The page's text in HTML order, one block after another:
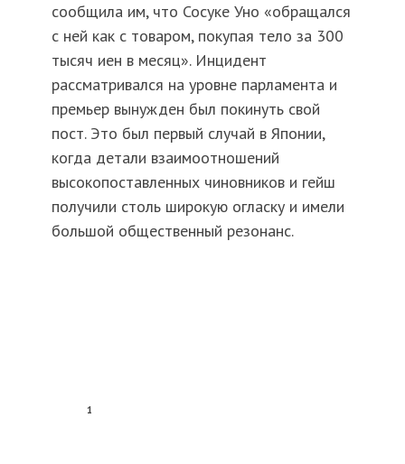
сообщила им, что Сосуке Уно «обращался
с ней как с товаром, покупая тело за 300
тысяч иен в месяц». Инцидент
рассматривался на уровне парламента и
премьер вынужден был покинуть свой
пост. Это был первый случай в Японии,
когда детали взаимоотношений
высокопоставленных чиновников и гейш
получили столь широкую огласку и имели
большой общественный резонанс.
1